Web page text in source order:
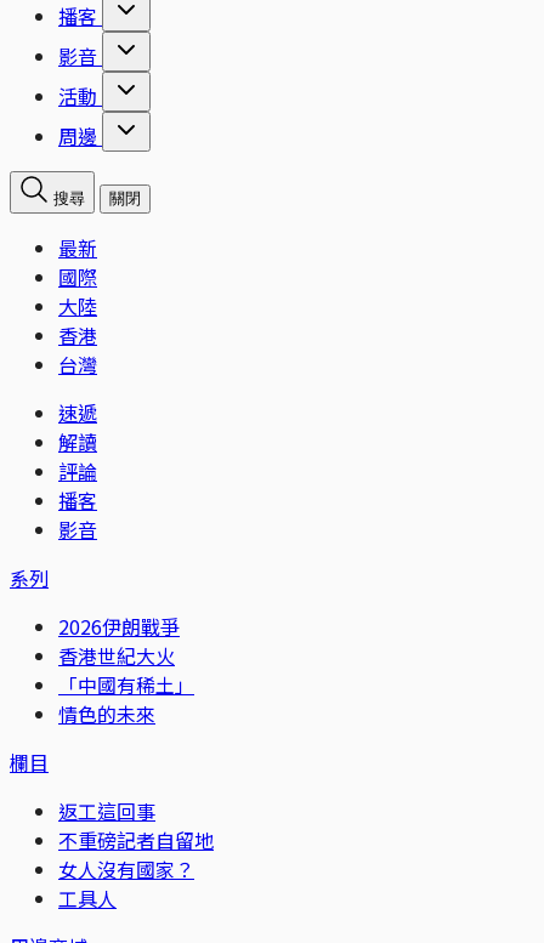
播客
影音
活動
周邊
搜尋 關閉
最新
國際
大陸
香港
台灣
速遞
解讀
評論
播客
影音
系列
2026伊朗戰爭
香港世紀大火
「中國有稀土」
情色的未來
欄目
返工這回事
不重磅記者自留地
女人沒有國家？
工具人